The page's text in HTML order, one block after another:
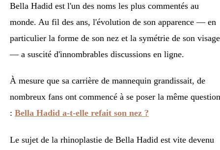
Bella Hadid est l'un des noms les plus commentés au
monde. Au fil des ans, l'évolution de son apparence — en
particulier la forme de son nez et la symétrie de son visage
— a suscité d'innombrables discussions en ligne.
À mesure que sa carrière de mannequin grandissait, de
nombreux fans ont commencé à se poser la même question
: Bella Hadid a-t-elle refait son nez ?
Le sujet de la rhinoplastie de Bella Hadid est vite devenu